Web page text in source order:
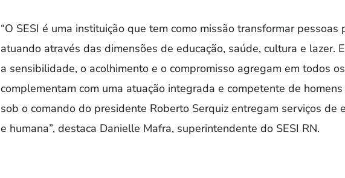
“O SESI é uma instituição que tem como missão transformar
atuando através das dimensões de educação, saúde, cultura e lazer.
a sensibilidade, o acolhimento e o compromisso agregam em todos
complementam com uma atuação integrada e competente de
sob o comando do presidente Roberto Serquiz entregam serviços de
e humana”, destaca Danielle Mafra, superintendente do SESI RN.